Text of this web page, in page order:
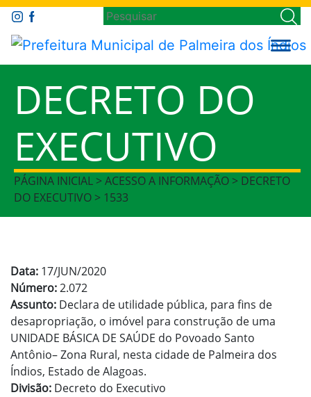
DECRETO DO
EXECUTIVO
PÁGINA INICIAL > ACESSO A INFORMAÇÃO > DECRETO
DO EXECUTIVO > 1533
Data: 17/JUN/2020
Número:2.072
Assunto: Declara de utilidade pública, para fins de
desapropriação, o imóvel para construção de uma
UNIDADE BÁSICA DE SAÚDE do Povoado Santo
Antônio– Zona Rural, nesta cidade de Palmeira dos
Índios, Estado de Alagoas.
Divisão: Decreto do Executivo